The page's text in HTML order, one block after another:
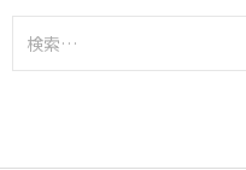
索: